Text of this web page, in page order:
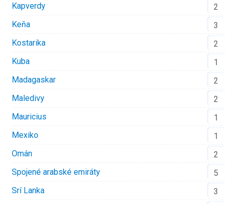
Kapverdy
2
Keňa
3
Kostarika
2
Kuba
1
Madagaskar
2
Maledivy
2
Mauricius
1
Mexiko
1
Omán
2
Spojené arabské emiráty
5
Srí Lanka
3